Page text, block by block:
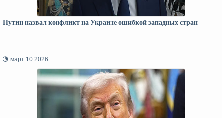
Путин назвал конфликт на Украине ошибкой западных стран
март 10 2026